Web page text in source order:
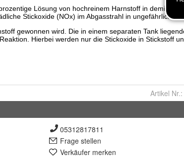
Artikel Nr.:
05312817811
Frage stellen
Verkäufer merken